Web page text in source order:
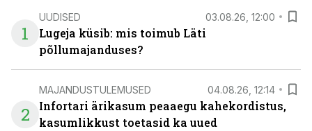
1
UUDISED 03.08.26, 12:00
Lugeja küsib: mis toimub Läti
põllumajanduses?
2
MAJANDUSTULEMUSED 04.08.26, 12:14
Infortari ärikasum peaaegu kahekordistus,
kasumlikkust toetasid ka uued